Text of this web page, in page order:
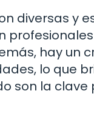
diversas y
hay un
lo que
son la clave